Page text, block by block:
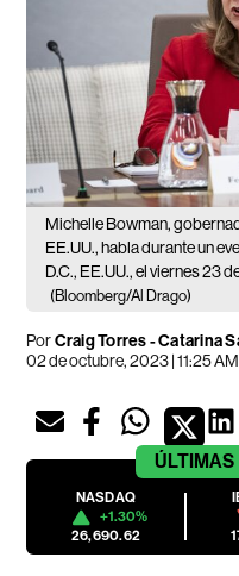
Michelle Bowman,
EE.UU., habla durante un
D.C., EE.UU., el viernes 23
(Bloomberg/Al Drago)
PorCraig Torres - Catarina
02 de octubre, 2023 | 11:25 AM
ÚLTIMAS
NASDAQ
+1.30%
26,690.62